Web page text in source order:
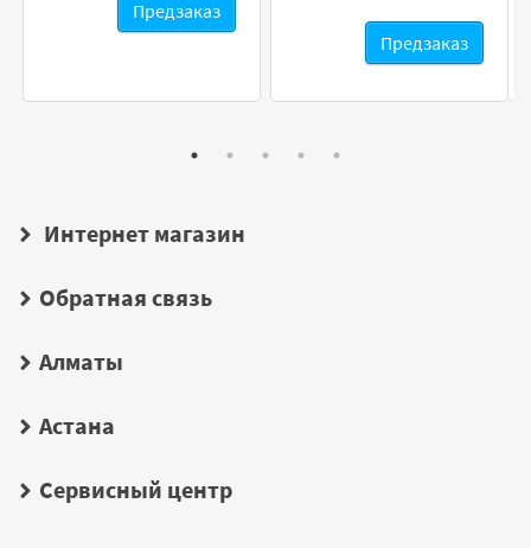
Предзаказ
Предзаказ
Интернет магазин
Обратная связь
Алматы
Астана
Сервисный центр